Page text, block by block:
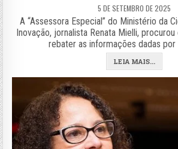
5 DE SETEMBRO DE 2025
A “Assessora Especial” do Ministério da
Inovação, jornalista Renata Mielli,
rebater as informações dadas
LEIA MAIS...